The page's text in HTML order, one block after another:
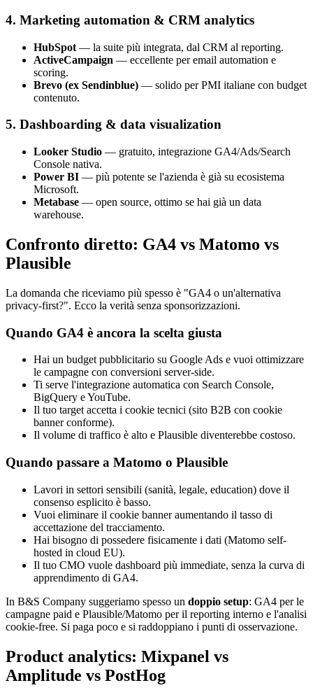
4. Marketing automation & CRM analytics
HubSpot — la suite più integrata, dal CRM al reporting.
ActiveCampaign — eccellente per email automation e
scoring.
Brevo (ex Sendinblue) — solido per PMI italiane con budget
contenuto.
5. Dashboarding & data visualization
Looker Studio — gratuito, integrazione GA4/Ads/Search
Console nativa.
Power BI — più potente se l'azienda è già su ecosistema
Microsoft.
Metabase — open source, ottimo se hai già un data
warehouse.
Confronto diretto: GA4 vs Matomo vs
Plausible
La domanda che riceviamo più spesso è "GA4 o un'alternativa
privacy-first?". Ecco la verità senza sponsorizzazioni.
Quando GA4 è ancora la scelta giusta
Hai un budget pubblicitario su Google Ads e vuoi ottimizzare
le campagne con conversioni server-side.
Ti serve l'integrazione automatica con Search Console,
BigQuery e YouTube.
Il tuo target accetta i cookie tecnici (sito B2B con cookie
banner conforme).
Il volume di traffico è alto e Plausible diventerebbe costoso.
Quando passare a Matomo o Plausible
Lavori in settori sensibili (sanità, legale, education) dove il
consenso esplicito è basso.
Vuoi eliminare il cookie banner aumentando il tasso di
accettazione del tracciamento.
Hai bisogno di possedere fisicamente i dati (Matomo self-
hosted in cloud EU).
Il tuo CMO vuole dashboard più immediate, senza la curva di
apprendimento di GA4.
In B&S Company suggeriamo spesso un doppio setup: GA4 per le
campagne paid e Plausible/Matomo per il reporting interno e l'analisi
cookie-free. Si paga poco e si raddoppiano i punti di osservazione.
Product analytics: Mixpanel vs
Amplitude vs PostHog